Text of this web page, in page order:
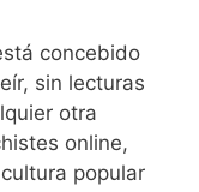
concebido
sin lecturas
otra
online,
popular